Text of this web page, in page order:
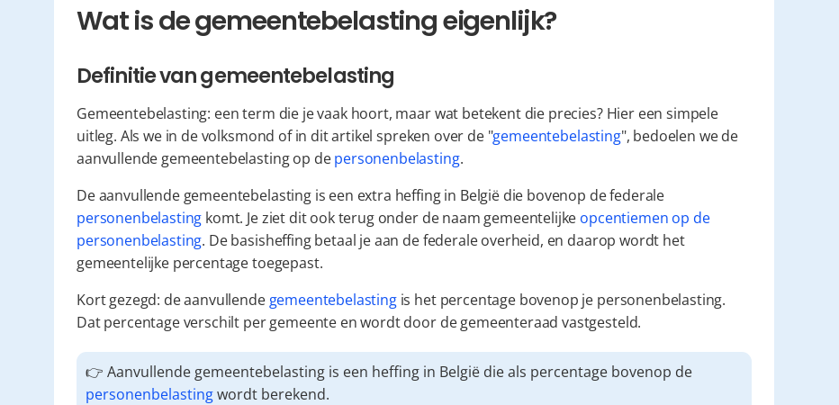
Wat is de gemeentebelasting eigenlijk?
Definitie van gemeentebelasting
Gemeentebelasting: een term die je vaak hoort, maar wat betekent die precies? Hier een simpele
uitleg. Als we in de volksmond of in dit artikel spreken over de "gemeentebelasting", bedoelen we de
aanvullende gemeentebelasting op de personenbelasting.
personenbelasting komt. Je ziet dit ook terug onder de naam gemeentelijke opcentiemen op de
personenbelasting. De basisheffing betaal je aan de federale overheid, en daarop wordt het
gemeentelijke percentage toegepast.
Kort gezegd: de aanvullende gemeentebelasting is het percentage bovenop je personenbelasting.
Dat percentage verschilt per gemeente en wordt door de gemeenteraad vastgesteld.
personenbelasting wordt berekend.